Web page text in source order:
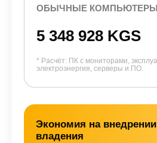
ОБЫЧНЫЕ КОМПЬЮТЕРЫ
5 348 928 KGS
* Расчёт: ПК с мониторами,
электроэнергия, серверы и ПО.
Экономия на внедрении
владения